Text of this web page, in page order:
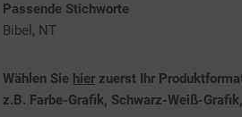
Passende Stichworte
Bibel, NT
Wählen Sie hier zuerst Ihr
z.B. Farbe-Grafik, Schwarz-Weiß-